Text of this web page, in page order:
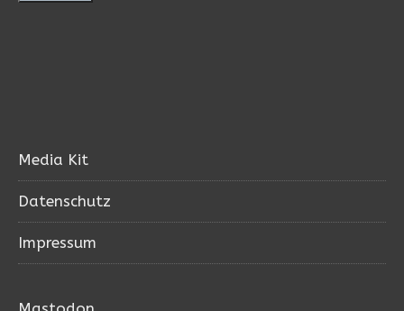
Media Kit
Datenschutz
Impressum